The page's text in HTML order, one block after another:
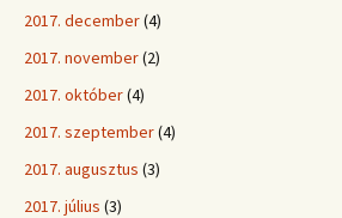
2017. december(4)
2017. november(2)
2017. október(4)
2017. szeptember(4)
2017. augusztus (3)
2017. július (3)